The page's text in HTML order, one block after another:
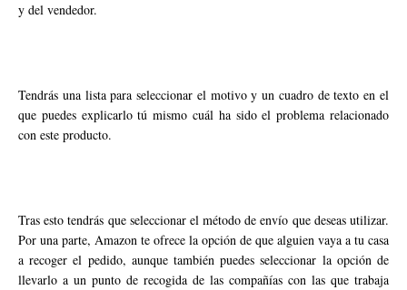
y del vendedor.
Tendrás una lista para seleccionar el motivo y un cuadro de texto en el
que puedes explicarlo tú mismo cuál ha sido el problema relacionado
con este producto.
Tras esto tendrás que seleccionar el método de envío que deseas utilizar.
Por una parte, Amazon te ofrece la opción de que alguien vaya a tu casa
a recoger el pedido, aunque también puedes seleccionar la opción de
llevarlo a un punto de recogida de las compañías con las que trabaja